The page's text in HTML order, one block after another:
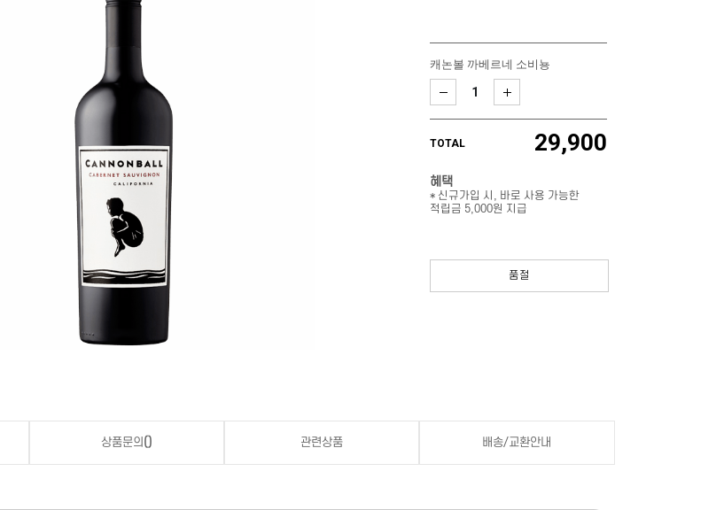
캐논볼 까베르네 소비뇽
TOTAL 29,900
혜택
* 신규가입 시, 바로 사용 가능한
적립금 5,000원 지급
품절
상품문의 () 관련상품 배송/교환안내